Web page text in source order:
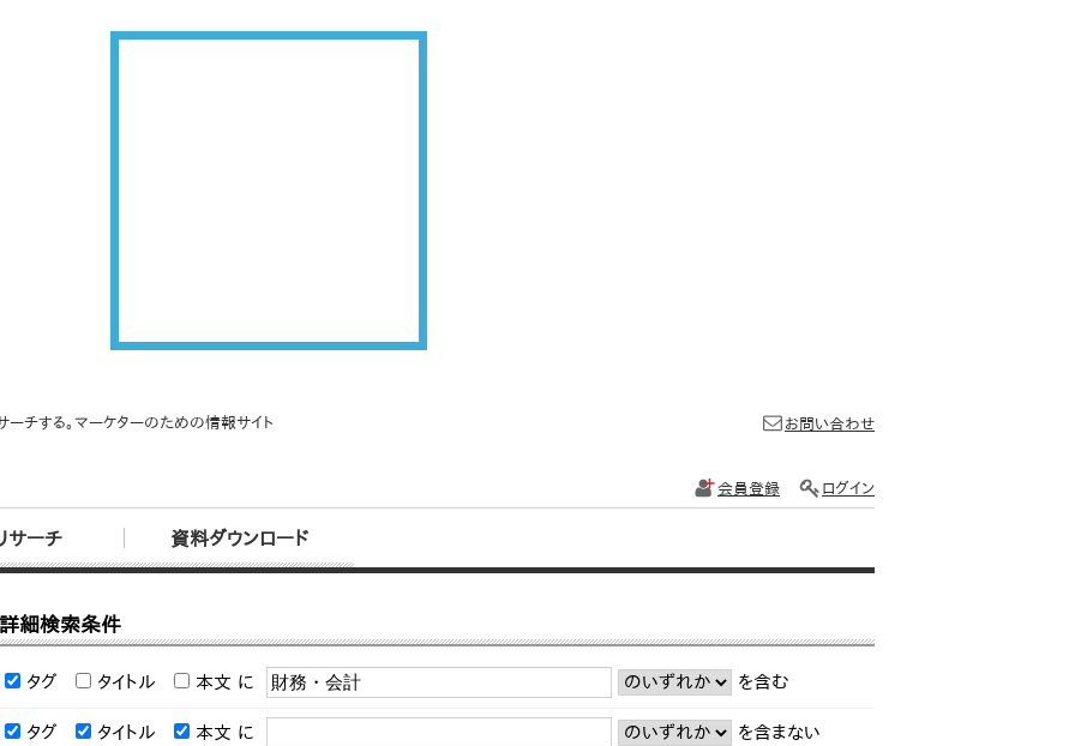
ーチする。マーケターのための情報サイト
サーチ 資料ダウンロード
お問い合わせ
会員登録 ログイン
詳細検索条件
タグ タイトル 本文 に を含む
タグ タイトル 本文 に を含まない